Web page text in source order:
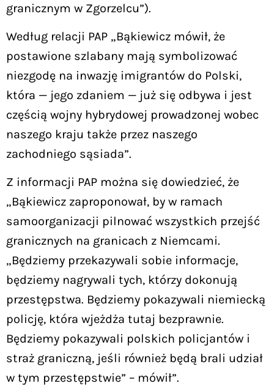
granicznym w Zgorzelcu”).
Według relacji PAP „Bąkiewicz mówił, że
postawione szlabany mają symbolizować
niezgodę na inwazję imigrantów do Polski,
która — jego zdaniem — już się odbywa i jest
częścią wojny hybrydowej prowadzonej wobec
naszego kraju także przez naszego
zachodniego sąsiada”.
Z informacji PAP można się dowiedzieć, że
„Bąkiewicz zaproponował, by w ramach
samoorganizacji pilnować wszystkich przejść
granicznych na granicach z Niemcami.
„Będziemy przekazywali sobie informacje,
będziemy nagrywali tych, którzy dokonują
przestępstwa. Będziemy pokazywali niemiecką
policję, która wjeżdża tutaj bezprawnie.
Będziemy pokazywali polskich policjantów i
straż graniczną, jeśli również będą brali udział
w tym przestępstwie” – mówił”.